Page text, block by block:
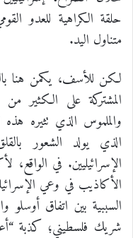
حلقة الكراهية للعدو
متناول اليد.
لكن للأسف، يكمن هنا
المشتركة على الكثير من
والملموس الذي تثيره
الذي يولد الشعور
الإسرائيليين. في
الأكاذيب في وعي
السببية بين اتفاق
شريك فلسطيني؛ كذبة